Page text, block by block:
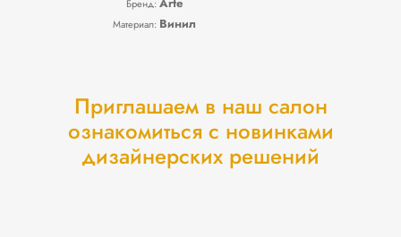
Бренд:
Материал: Винил
Приглашаем в наш салон
ознакомиться с новинками
дизайнерских решений